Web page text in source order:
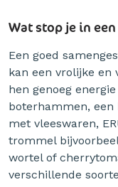
Wat stop je in
Een goed
kan een vrolijke en
hen genoeg
boterhammen,
met vleeswaren,
trommel
wortel of
verschillende